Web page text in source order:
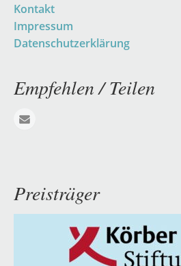
Kontakt
Impressum
Datenschutzerklärung
Empfehlen / Teilen
Preisträger